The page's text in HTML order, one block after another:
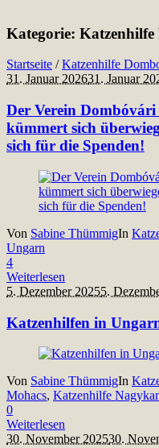
Kategorie:
Startseite /Katzenhilfe
31. Januar 202631. Januar
Der Verein
kümmert sich
sich für die Spenden!
Von Sabine ThümmigIn
Ungarn
4
Weiterlesen
5. Dezember 20255.
Katzenhilfen in
Von Sabine ThümmigIn
Mohacs, Katzenhilfe
0
Weiterlesen
30. November 202530.